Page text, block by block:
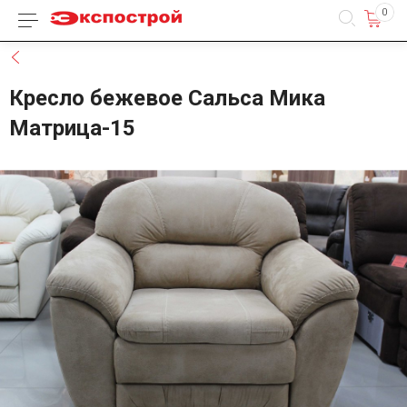
Каталог товаров 0
Кресло бежевое Сальса Мика
Матрица-15